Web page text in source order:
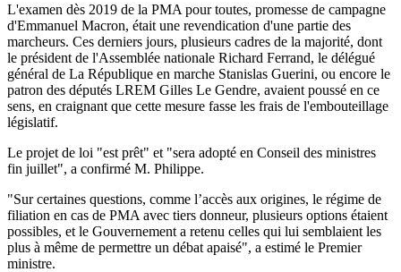
L'examen dès 2019 de la PMA pour toutes, promesse de campagne
d'Emmanuel Macron, était une revendication d'une partie des
marcheurs. Ces derniers jours, plusieurs cadres de la majorité, dont
le président de l'Assemblée nationale Richard Ferrand, le délégué
général de La République en marche Stanislas Guerini, ou encore le
patron des députés LREM Gilles Le Gendre, avaient poussé en ce
sens, en craignant que cette mesure fasse les frais de l'embouteillage
législatif.
Le projet de loi "est prêt" et "sera adopté en Conseil des ministres
fin juillet", a confirmé M. Philippe.
"Sur certaines questions, comme l’accès aux origines, le régime de
filiation en cas de PMA avec tiers donneur, plusieurs options étaient
possibles, et le Gouvernement a retenu celles qui lui semblaient les
plus à même de permettre un débat apaisé", a estimé le Premier
ministre.